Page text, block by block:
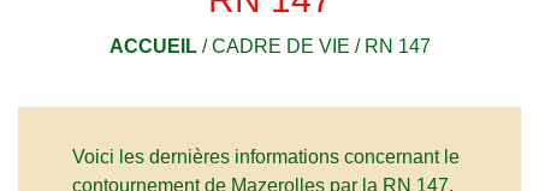
ACCUEIL/CADRE DE VIE / RN 147
Voici les dernières informations concernant le
contournement de Mazerolles par la RN 147.